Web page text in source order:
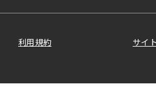
利用規約 サイ